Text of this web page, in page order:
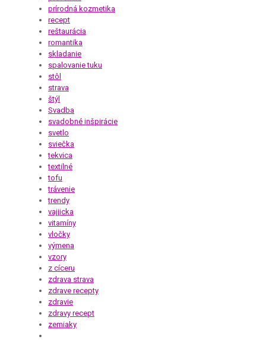
prírodná kozmetika
recept
reštaurácia
romantika
skladanie
spalovanie tuku
stôl
strava
štýl
Svadba
svadobné inšpirácie
svetlo
sviečka
tekvica
textilné
tofu
trávenie
trendy
vajjicka
vitamíny
vločky
výmena
vzory
z cíceru
zdrava strava
zdrave recepty
zdravie
zdravy recept
zemiaky